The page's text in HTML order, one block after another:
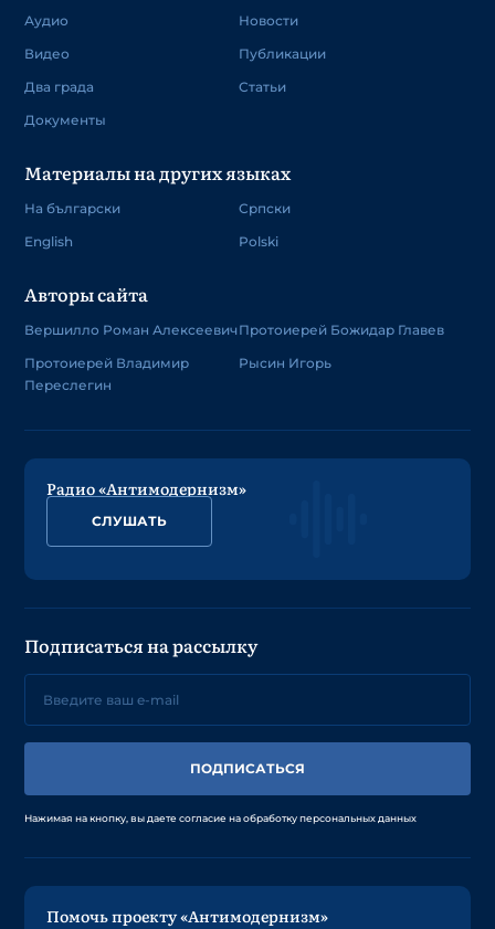
Аудио
Видео
Два града
Документы
Новости
Публикации
Статьи
Материалы на других языках
На български
English
Српски
Polski
Авторы сайта
Вершилло Роман Алексеевич
Протоиерей Владимир
Переслегин
Протоиерей Божидар Главев
Рысин Игорь
Радио «Антимодернизм»
СЛУШАТЬ
Подписаться на рассылку
ПОДПИСАТЬСЯ
Нажимая на кнопку, вы даете согласие на обработку персональных данных
Помочь проекту «Антимодернизм»